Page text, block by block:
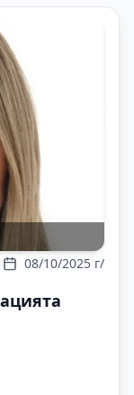
08/10/2025 г/